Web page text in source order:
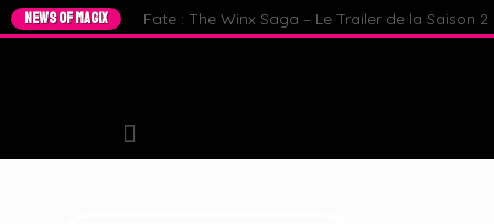
NEWS OF MAGIX Fate : The Winx Saga – Le Trailer de la Saison